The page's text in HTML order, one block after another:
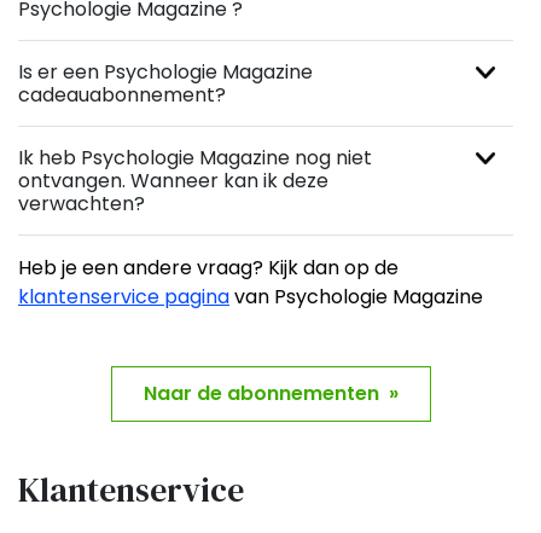
Psychologie Magazine ?
Is er een Psychologie Magazine
cadeauabonnement?
Ik heb Psychologie Magazine nog niet
ontvangen. Wanneer kan ik deze
verwachten?
Heb je een andere vraag? Kijk dan op de
klantenservice paginavan Psychologie Magazine
Naar de abonnementen »
Klantenservice